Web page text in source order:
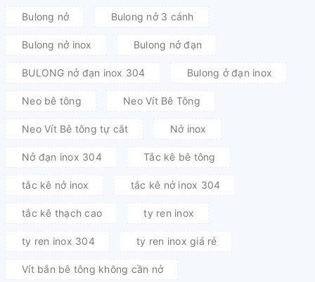
Bulong nở Bulong nở 3 cánh
Bulong nở inox Bulong nở đạn
BULONG nở đạn inox 304 Bulong ở đạn inox
Neo bê tông Neo Vít Bê Tông
Neo Vít Bê tông tự cắt Nở inox
Nở đạn inox 304 Tắc kê bê tông
tắc kê nở inox tắc kê nở inox 304
tắc kê thạch cao ty ren inox
ty ren inox 304 ty ren inox giá rẻ
Vít bắn bê tông không cần nở